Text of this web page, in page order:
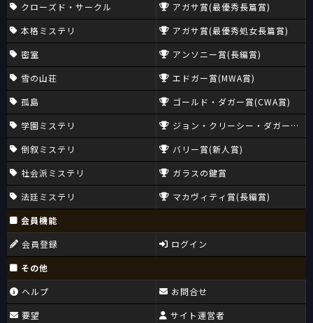
クローズド・サークル
本格ミステリ
密室
雪の山荘
孤島
学園ミステリ
倒叙ミステリ
社会派ミステリ
法廷ミステリ
アガサ賞(最優秀長篇賞)
アガサ賞(最優秀処女長篇賞)
アンソニー賞(長編賞)
エドガー賞(MWA賞)
ゴールド・ダガー賞(CWA賞)
ジョン・クリーシー・ダガー賞
バリー賞(新人賞)
ガラスの鍵賞
マカヴィティ賞(長編賞)
会員機能
会員登録
ログイン
その他
ヘルプ
要望
お問合せ
サイト運営者